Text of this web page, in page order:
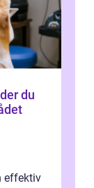
effektiv